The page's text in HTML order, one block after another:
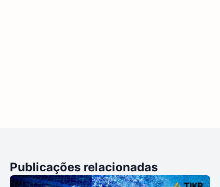
Publicações relacionadas